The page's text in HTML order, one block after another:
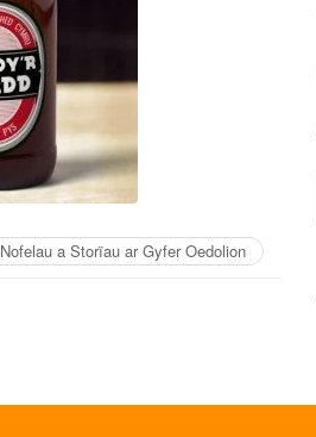
Nofelau a Storïau ar Gyfer Oedolion